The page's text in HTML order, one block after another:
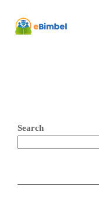
Search